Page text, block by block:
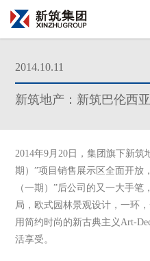
2014.10.11
新筑地产：新筑巴伦西
2014年9月20日，集团旗下新筑
期）”项目销售展示区全面开放
（一期）”后公司的又一大手
局，欧式园林景观设计，一环
用简约时尚的新古典主义Art-
活享受。